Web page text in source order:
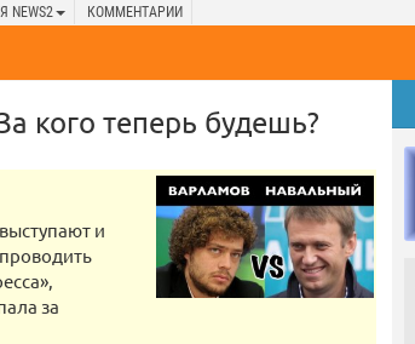
NEWS2 КОММЕНТАРИИ
кого теперь будешь?
и
за